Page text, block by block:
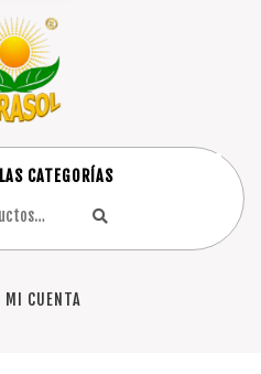
CATEGORÍAS
MI CUENTA